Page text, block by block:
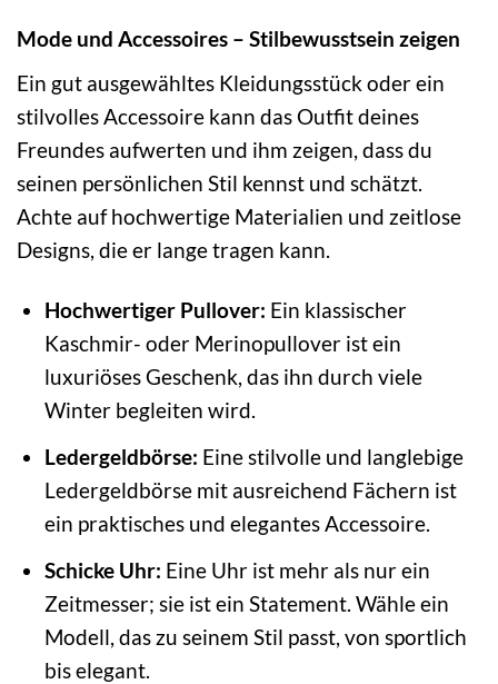
Mode und Accessoires – Stilbewusstsein zeigen
Ein gut ausgewähltes Kleidungsstück oder ein
stilvolles Accessoire kann das Outfit deines
Freundes aufwerten und ihm zeigen, dass du
seinen persönlichen Stil kennst und schätzt.
Achte auf hochwertige Materialien und zeitlose
Designs, die er lange tragen kann.
Hochwertiger Pullover: Ein klassischer
Kaschmir- oder Merinopullover ist ein
luxuriöses Geschenk, das ihn durch viele
Winter begleiten wird.
Ledergeldbörse: Eine stilvolle und langlebige
Ledergeldbörse mit ausreichend Fächern ist
ein praktisches und elegantes Accessoire.
Schicke Uhr: Eine Uhr ist mehr als nur ein
Zeitmesser; sie ist ein Statement. Wähle ein
Modell, das zu seinem Stil passt, von sportlich
bis elegant.